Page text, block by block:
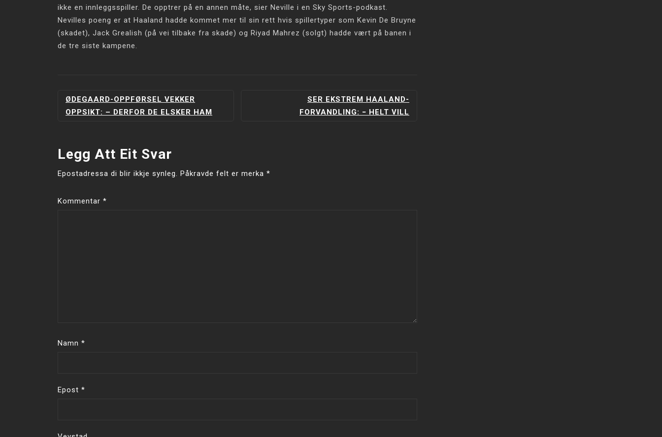
ikke en innleggsspiller. De opptrer på en annen måte, sier Neville i en Sky Sports-podkast.
Nevilles poeng er at Haaland hadde kommet mer til sin rett hvis spillertyper som Kevin De Bruyne
(skadet), Jack Grealish (på vei tilbake fra skade) og Riyad Mahrez (solgt) hadde vært på banen i
de tre siste kampene.
INNLEGGSNAVIGERING
ØDEGAARD-OPPFØRSEL VEKKER
OPPSIKT: – DERFOR DE ELSKER HAM
SER EKSTREM HAALAND-
FORVANDLING: − HELT VILL
Legg Att Eit Svar
Epostadressa di blir ikkje synleg. Påkravde felt er merka *
Kommentar *
Namn *
Epost *